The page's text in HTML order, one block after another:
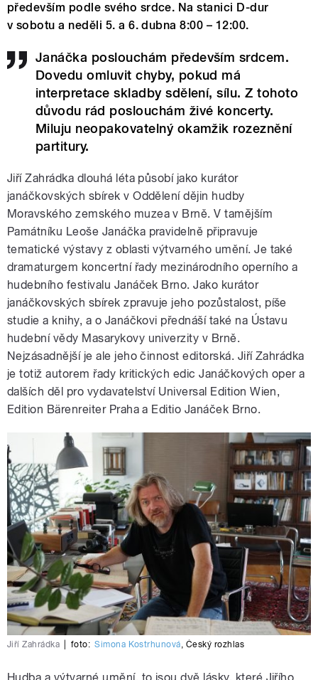
především podle svého srdce. Na stanici D-dur
v sobotu a neděli 5. a 6. dubna 8:00 – 12:00.
Janáčka poslouchám především srdcem.
Dovedu omluvit chyby, pokud má
interpretace skladby sdělení, sílu. Z tohoto
důvodu rád poslouchám živé koncerty.
Miluju neopakovatelný okamžik rozeznění
partitury.
Jiří Zahrádka dlouhá léta působí jako kurátor
janáčkovských sbírek v Oddělení dějin hudby
Moravského zemského muzea v Brně. V tamějším
Památníku Leoše Janáčka pravidelně připravuje
tematické výstavy z oblasti výtvarného umění. Je také
dramaturgem koncertní řady mezinárodního operního a
hudebního festivalu Janáček Brno. Jako kurátor
janáčkovských sbírek zpravuje jeho pozůstalost, píše
studie a knihy, a o Janáčkovi přednáší také na Ústavu
hudební vědy Masarykovy univerzity v Brně.
Nejzásadnější je ale jeho činnost editorská. Jiří Zahrádka
je totiž autorem řady kritických edic Janáčkových oper a
dalších děl pro vydavatelství Universal Edition Wien,
Edition Bärenreiter Praha a Editio Janáček Brno.
Jiří Zahrádka foto: Simona Kostrhunová, Český rozhlas